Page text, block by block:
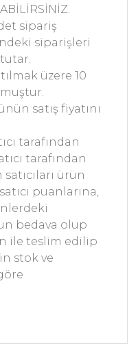
sipariş
siparişleri
üzere 10
satış fiyatını
tarafından
tarafından
ürün
puanlarına,
bedava olup
ile teslim edilip
stok ve
noktaları